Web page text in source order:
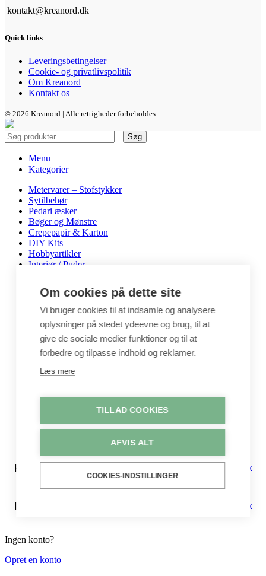
kontakt@kreanord.dk
Quick links
Leveringsbetingelser
Cookie- og privatlivspolitik
Om Kreanord
Kontakt os
© 2026 Kreanord | Alle rettigheder forbeholdes.
Søg
Menu
Kategorier
Metervarer – Stofstykker
Sytilbehør
Pedari æsker
Bøger og Mønstre
Crepepapir & Karton
DIY Kits
Hobbyartikler
Interiør / Puder
Perler & smykkedele
Tegne & maleartikler
Gavekort
Byggesæt
Leg
Shop
Metervarer
Hobby
Kurv Luk
Log ind Luk
Ingen konto?
Opret en konto
Om cookies på dette site
Vi bruger cookies til at indsamle og analysere
oplysninger på stedet ydeevne og brug, til at
give de sociale medier funktioner og til at
forbedre og tilpasse indhold og reklamer.
Læs mere
TILLAD COOKIES
AFVIS ALT
COOKIES-INDSTILLINGER